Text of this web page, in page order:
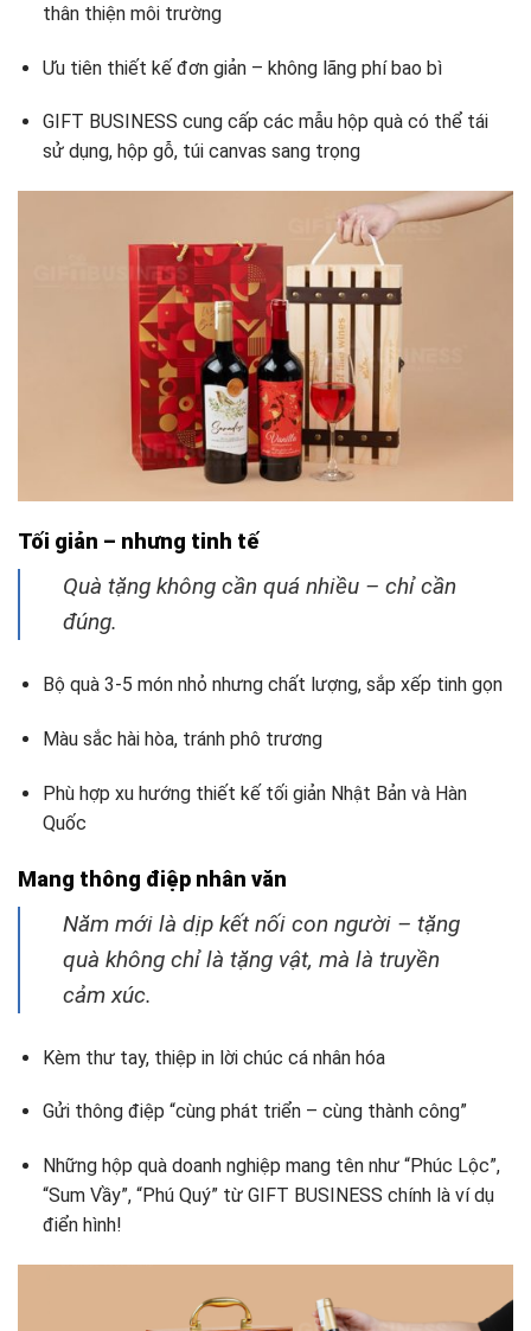
thân thiện môi trường
Ưu tiên thiết kế đơn giản – không lãng phí bao bì
GIFT BUSINESS cung cấp các mẫu hộp quà có thể tái
sử dụng, hộp gỗ, túi canvas sang trọng
Tối giản – nhưng tinh tế
Quà tặng không cần quá nhiều – chỉ cần
đúng.
Bộ quà 3-5 món nhỏ nhưng chất lượng, sắp xếp tinh gọn
Màu sắc hài hòa, tránh phô trương
Phù hợp xu hướng thiết kế tối giản Nhật Bản và Hàn
Quốc
Mang thông điệp nhân văn
Năm mới là dịp kết nối con người – tặng
quà không chỉ là tặng vật, mà là truyền
cảm xúc.
Kèm thư tay, thiệp in lời chúc cá nhân hóa
Gửi thông điệp “cùng phát triển – cùng thành công”
Những hộp quà doanh nghiệp mang tên như “Phúc Lộc”,
“Sum Vầy”, “Phú Quý” từ GIFT BUSINESS chính là ví dụ
điển hình!